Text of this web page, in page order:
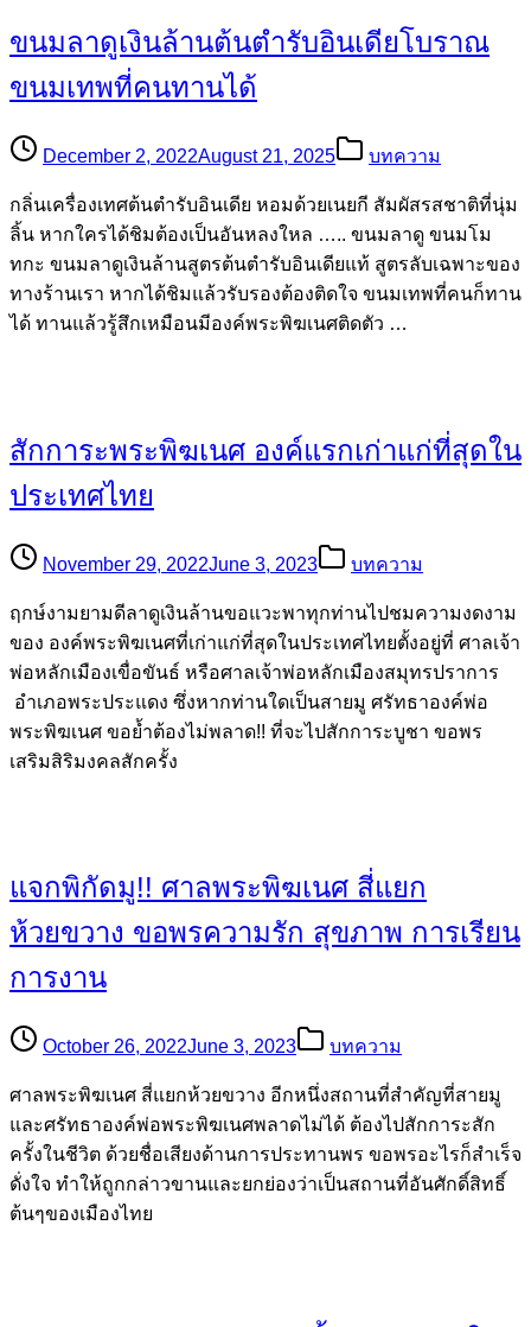
ขนมลาดูเงินล้านต้นตำรับอินเดียโบราณ
ขนมเทพที่คนทานได้
December 2, 2022August 21, 2025 บทความ
กลิ่นเครื่องเทศต้นตำรับอินเดีย หอมด้วยเนยกี สัมผัสรสชาติที่นุ่ม
ลิ้น หากใครได้ชิมต้องเป็นอันหลงใหล ….. ขนมลาดู ขนมโม
ทกะ ขนมลาดูเงินล้านสูตรต้นตำรับอินเดียแท้ สูตรลับเฉพาะของ
ทางร้านเรา หากได้ชิมแล้วรับรองต้องติดใจ ขนมเทพที่คนก็ทาน
ได้ ทานแล้วรู้สึกเหมือนมีองค์พระพิฆเนศติดตัว …
สักการะพระพิฆเนศ องค์แรกเก่าแก่ที่สุดใน
ประเทศไทย
November 29, 2022June 3, 2023 บทความ
ฤกษ์งามยามดีลาดูเงินล้านขอแวะพาทุกท่านไปชมความงดงาม
ของ องค์พระพิฆเนศที่เก่าแก่ที่สุดในประเทศไทยตั้งอยู่ที่ ศาลเจ้า
พ่อหลักเมืองเขื่อขันธ์ หรือศาลเจ้าพ่อหลักเมืองสมุทรปราการ
อำเภอพระประแดง ซึ่งหากท่านใดเป็นสายมู ศรัทธาองค์พ่อ
พระพิฆเนศ ขอย้ำต้องไม่พลาด!! ที่จะไปสักการะบูชา ขอพร
เสริมสิริมงคลสักครั้ง
แจกพิกัดมู!! ศาลพระพิฆเนศ สี่แยก
ห้วยขวาง ขอพรความรัก สุขภาพ การเรียน
การงาน
October 26, 2022June 3, 2023 บทความ
ศาลพระพิฆเนศ สี่แยกห้วยขวาง อีกหนึ่งสถานที่สำคัญที่สายมู
และศรัทธาองค์พ่อพระพิฆเนศพลาดไม่ได้ ต้องไปสักการะสัก
ครั้งในชีวิต ด้วยชื่อเสียงด้านการประทานพร ขอพรอะไรก็สำเร็จ
ดั่งใจ ทำให้ถูกกล่าวขานและยกย่องว่าเป็นสถานที่อันศักดิ์สิทธิ์
ต้นๆของเมืองไทย